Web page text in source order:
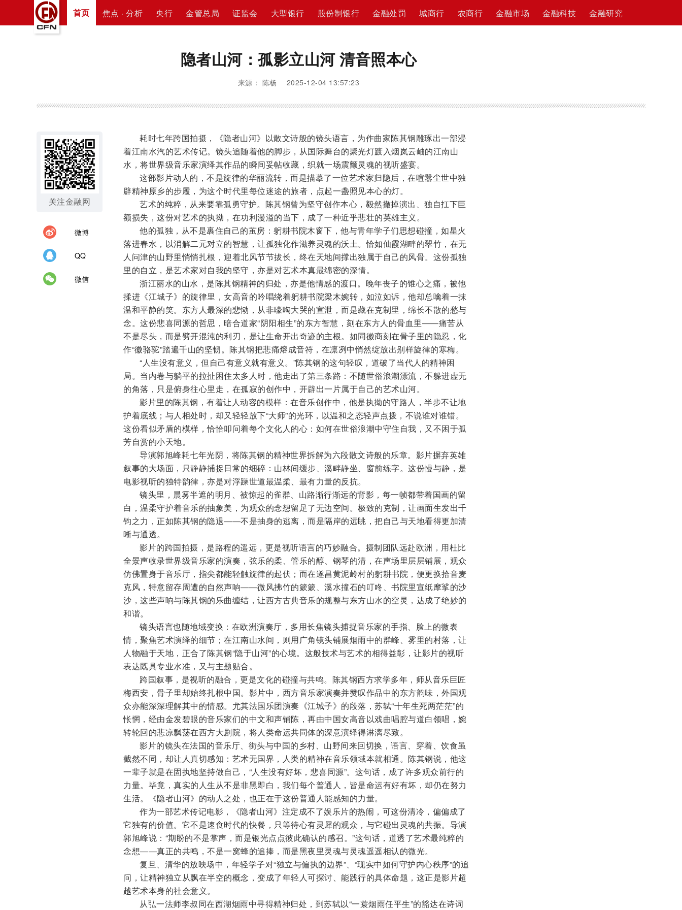
首页 焦点 · 分析 央行 金管总局 证监会 大型银行 股份制银行 金融处罚 城商行 农商行 金融市场 金融科技 金融研究
隐者山河：孤影立山河 清音照本心
来源： 陈杨 2025-12-04 13:57:23
关注金融网
微博
QQ
微信
耗时七年跨国拍摄，《隐者山河》以散文诗般的镜头语言，为作曲家陈其钢雕琢出一部浸
着江南水汽的艺术传记。镜头追随着他的脚步，从国际舞台的聚光灯踱入烟岚云岫的江南山
水，将世界级音乐家演绎其作品的瞬间妥帖收藏，织就一场震颤灵魂的视听盛宴。
这部影片动人的，不是旋律的华丽流转，而是描摹了一位艺术家归隐后，在喧嚣尘世中独
辟精神原乡的步履，为这个时代里每位迷途的旅者，点起一盏照见本心的灯。
艺术的纯粹，从来要靠孤勇守护。陈其钢曾为坚守创作本心，毅然撤掉演出、独自扛下巨
额损失，这份对艺术的执拗，在功利漫溢的当下，成了一种近乎悲壮的英雄主义。
他的孤独，从不是裹住自己的茧房：躬耕书院木窗下，他与青年学子们思想碰撞，如星火
落进春水，以消解二元对立的智慧，让孤独化作滋养灵魂的沃土。恰如仙霞湖畔的翠竹，在无
人问津的山野里悄悄扎根，迎着北风节节拔长，终在天地间撑出独属于自己的风骨。这份孤独
里的自立，是艺术家对自我的坚守，亦是对艺术本真最绵密的深情。
浙江丽水的山水，是陈其钢精神的归处，亦是他情感的渡口。晚年丧子的锥心之痛，被他
揉进《江城子》的旋律里，女高音的吟唱绕着躬耕书院梁木婉转，如泣如诉，他却总噙着一抹
温和平静的笑。东方人最深的悲恸，从非嚎啕大哭的宣泄，而是藏在克制里，绵长不散的愁与
念。这份悲喜同源的哲思，暗合道家“阴阳相生”的东方智慧，刻在东方人的骨血里――痛苦从
不是尽头，而是劈开混沌的利刃，是让生命开出奇迹的主根。如同徽商刻在骨子里的隐忍，化
作“徽骆驼”踏遍千山的坚韧。陈其钢把悲痛熔成音符，在凛冽中悄然绽放出别样旋律的寒梅。
“人生没有意义，但自己有意义就有意义。”陈其钢的这句轻叹，道破了当代人的精神困
局。当内卷与躺平的拉扯困住太多人时，他走出了第三条路：不随世俗浪潮漂流，不躲进虚无
的角落，只是俯身往心里走，在孤寂的创作中，开辟出一片属于自己的艺术山河。
影片里的陈其钢，有着让人动容的模样：在音乐创作中，他是执拗的守路人，半步不让地
护着底线；与人相处时，却又轻轻放下“大师”的光环，以温和之态轻声点拨，不说谁对谁错。
这份看似矛盾的模样，恰恰叩问着每个文化人的心：如何在世俗浪潮中守住自我，又不困于孤
芳自赏的小天地。
导演郭旭峰耗七年光阴，将陈其钢的精神世界拆解为六段散文诗般的乐章。影片摒弃英雄
叙事的大场面，只静静捕捉日常的细碎：山林间缓步、溪畔静坐、窗前练字。这份慢与静，是
电影视听的独特韵律，亦是对浮躁世道最温柔、最有力量的反抗。
镜头里，晨雾半遮的明月、被惊起的雀群、山路渐行渐远的背影，每一帧都带着国画的留
白，温柔守护着音乐的抽象美，为观众的念想留足了无边空间。极致的克制，让画面生发出千
钧之力，正如陈其钢的隐退――不是抽身的逃离，而是隔岸的远眺，把自己与天地看得更加清
晰与通透。
影片的跨国拍摄，是路程的遥远，更是视听语言的巧妙融合。摄制团队远赴欧洲，用杜比
全景声收录世界级音乐家的演奏，弦乐的柔、管乐的醇、钢琴的清，在声场里层层铺展，观众
仿佛置身于音乐厅，指尖都能轻触旋律的起伏；而在遂昌黄泥岭村的躬耕书院，便更换拾音麦
克风，特意留存周遭的自然声响――微风拂竹的簌簌、溪水撞石的叮咚、书院里宣纸摩挲的沙
沙，这些声响与陈其钢的乐曲缠结，让西方古典音乐的规整与东方山水的空灵，达成了绝妙的
和谐。
镜头语言也随地域变换：在欧洲演奏厅，多用长焦镜头捕捉音乐家的手指、脸上的微表
情，聚焦艺术演绎的细节；在江南山水间，则用广角镜头铺展烟雨中的群峰、雾里的村落，让
人物融于天地，正合了陈其钢“隐于山河”的心境。这般技术与艺术的相得益彰，让影片的视听
表达既具专业水准，又与主题贴合。
跨国叙事，是视听的融合，更是文化的碰撞与共鸣。陈其钢西方求学多年，师从音乐巨匠
梅西安，骨子里却始终扎根中国。影片中，西方音乐家演奏并赞叹作品中的东方韵味，外国观
众亦能深深理解其中的情感。尤其法国乐团演奏《江城子》的段落，苏轼“十年生死两茫茫”的
怅惘，经由金发碧眼的音乐家们的中文和声铺陈，再由中国女高音以戏曲唱腔与道白领唱，婉
转轮回的悲凉飘荡在西方大剧院，将人类命运共同体的深意演绎得淋漓尽致。
影片的镜头在法国的音乐厅、街头与中国的乡村、山野间来回切换，语言、穿着、饮食虽
截然不同，却让人真切感知：艺术无国界，人类的精神在音乐领域本就相通。陈其钢说，他这
一辈子就是在固执地坚持做自己，“人生没有好坏，悲喜同源”。这句话，成了许多观众前行的
力量。毕竟，真实的人生从不是非黑即白，我们每个普通人，皆是命运有好有坏，却仍在努力
生活。《隐者山河》的动人之处，也正在于这份普通人能感知的力量。
作为一部艺术传记电影，《隐者山河》注定成不了娱乐片的热闹，可这份清冷，偏偏成了
它独有的价值。它不是速食时代的快餐，只等待心有灵犀的观众，与它碰出灵魂的共振。导演
郭旭峰说：“期盼的不是掌声，而是银光点点彼此确认的感召。”这句话，道透了艺术最纯粹的
念想――真正的共鸣，不是一窝蜂的追捧，而是黑夜里灵魂与灵魂遥遥相认的微光。
复旦、清华的放映场中，年轻学子对“独立与偏执的边界”、“现实中如何守护内心秩序”的追
问，让精神独立从飘在半空的概念，变成了年轻人可探讨、能践行的具体命题，这正是影片超
越艺术本身的社会意义。
从弘一法师李叔同在西湖烟雨中寻得精神归处，到苏轼以“一蓑烟雨任平生”的豁达在诗词